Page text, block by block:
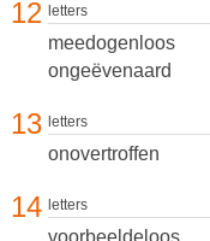
12 letters
meedogenloos
ongeëvenaard
13 letters
onovertroffen
14 letters
voorbeeldeloos